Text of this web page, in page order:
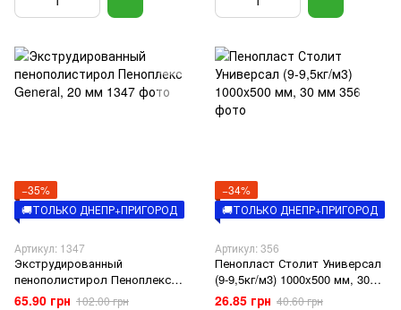
−35%
🚚ТОЛЬКО ДНЕПР+ПРИГОРОД
Артикул: 1347
Экструдированный
пенополистирол Пеноплекс
General, 20 мм
65.90 грн 102.00 грн
−34%
🚚ТОЛЬКО ДНЕПР+ПРИГОРОД
Артикул: 356
Пенопласт Столит Универсал
(9-9,5кг/м3) 1000x500 мм, 30
мм
26.85 грн 40.60 грн